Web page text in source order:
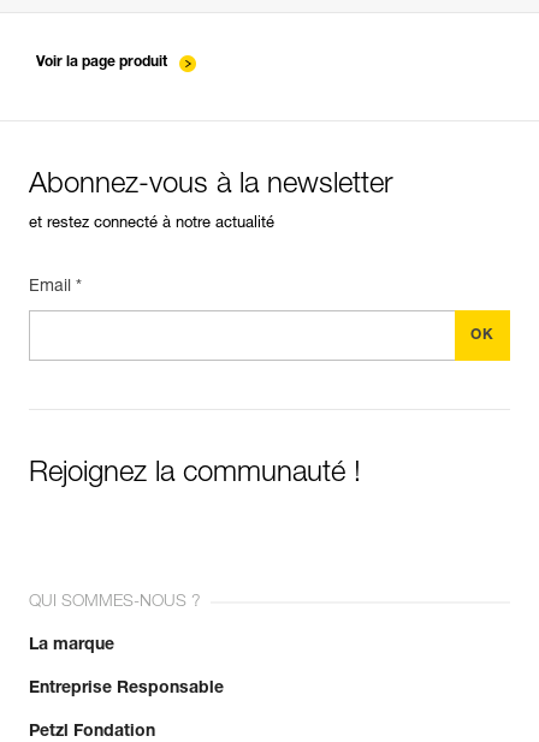
Voir la page produit
Abonnez-vous à la newsletter
et restez connecté à notre actualité
Email *
Rejoignez la communauté !
QUI SOMMES-NOUS ?
La marque
Entreprise Responsable
Petzl Fondation